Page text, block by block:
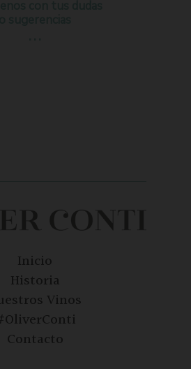
Inicio
Historia
Vinos
Contacto